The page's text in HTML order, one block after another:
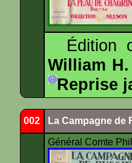
Édition
William H.
Reprise
002 La Campagne de
Général Comte